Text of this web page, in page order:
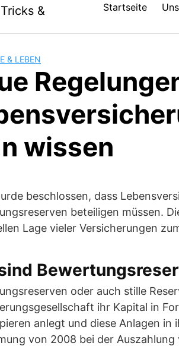
&
Startseite
& LEBEN
wissen
beschlossen, dass
beteiligen müssen.
Lage vieler Versicherungen
oder auch stille
ihr Kapital in
anlegt und diese Anlagen
von 2008 bei der